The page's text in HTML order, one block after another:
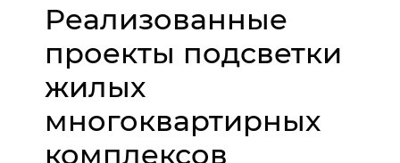
Реализованные
проекты подсветки
жилых
многоквартирных
комплексов